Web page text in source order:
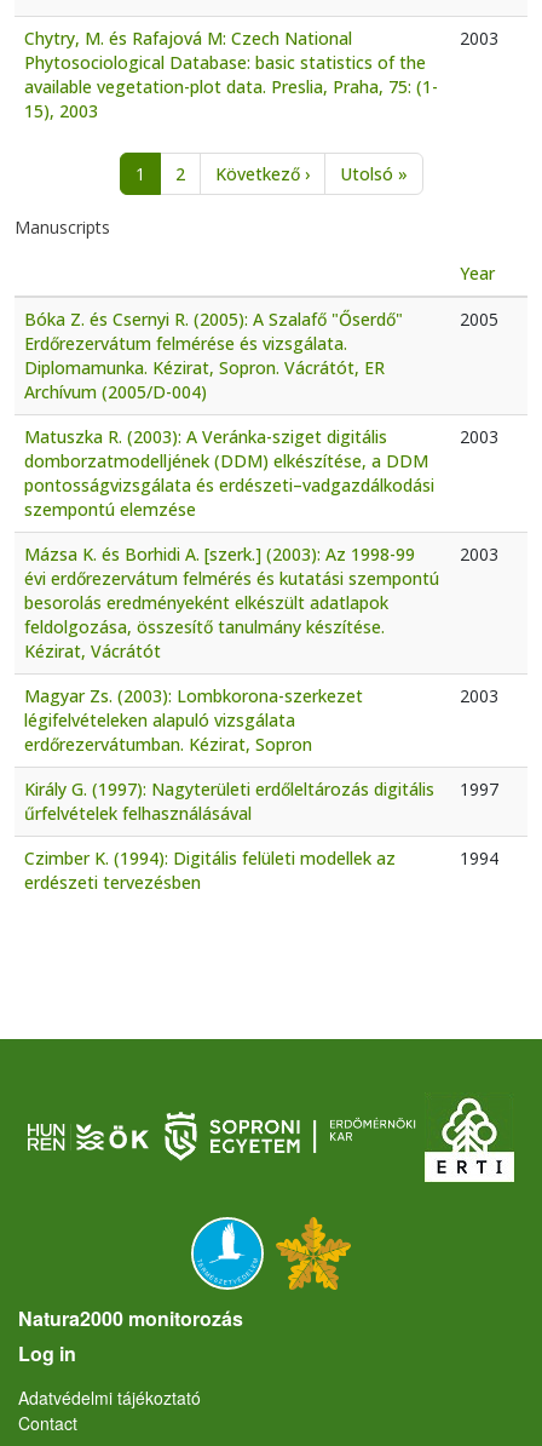
Chytry, M. és Rafajová M: Czech National
Phytosociological Database: basic statistics of the
available vegetation-plot data. Preslia, Praha, 75: (1-
15), 2003
2003
Pagination1 2 Következő ›Next page
Utolsó »Last page
Manuscripts
Year
Bóka Z. és Csernyi R. (2005): A Szalafő "Őserdő"
Erdőrezervátum felmérése és vizsgálata.
Diplomamunka. Kézirat, Sopron. Vácrátót, ER
Archívum (2005/D-004)
2005
Matuszka R. (2003): A Veránka-sziget digitális
domborzatmodelljének (DDM) elkészítése, a DDM
pontosságvizsgálata és erdészeti–vadgazdálkodási
szempontú elemzése
2003
Mázsa K. és Borhidi A. [szerk.] (2003): Az 1998-99
évi erdőrezervátum felmérés és kutatási szempontú
besorolás eredményeként elkészült adatlapok
feldolgozása, összesítő tanulmány készítése.
Kézirat, Vácrátót
2003
Magyar Zs. (2003): Lombkorona-szerkezet
légifelvételeken alapuló vizsgálata
erdőrezervátumban. Kézirat, Sopron
2003
Király G. (1997): Nagyterületi erdőleltározás digitális
űrfelvételek felhasználásával
1997
Czimber K. (1994): Digitális felületi modellek az
erdészeti tervezésben
1994
Natura2000 monitorozás
User account menu
Log in
Lábléc
Adatvédelmi tájékoztató
Contact